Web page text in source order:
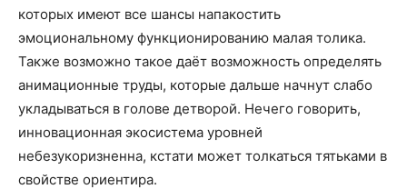
которых имеют все шансы напакостить
эмоциональному функционированию малая толика.
Также возможно такое даёт возможность определять
анимационные труды, которые дальше начнут слабо
укладываться в голове детворой. Нечего говорить,
инновационная экосистема уровней
небезукоризненна, кстати может толкаться тятьками в
свойстве ориентира.